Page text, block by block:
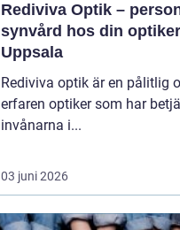
Rediviva Optik –
synvård hos din
Uppsala
Rediviva optik är en pålitlig
erfaren optiker som har
invånarna i...
03 juni 2026